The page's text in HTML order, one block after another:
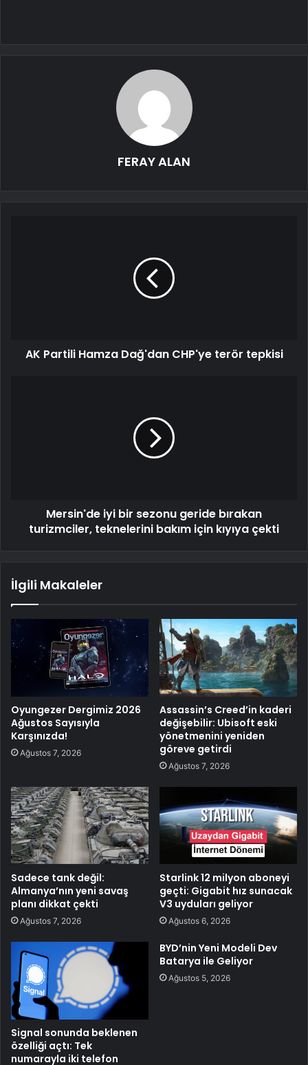
FERAY ALAN
AK Partili Hamza Dağ'dan CHP'ye terör tepkisi
Mersin'de iyi bir sezonu geride bırakan
turizmciler, teknelerini bakım için kıyıya çekti
İlgili Makaleler
Oyungezer Dergimiz 2026
Ağustos Sayısıyla
Karşınızda!
Ağustos 7, 2026
Assassin’s Creed’in kaderi
değişebilir: Ubisoft eski
yönetmenini yeniden
göreve getirdi
Ağustos 7, 2026
Sadece tank değil:
Almanya’nın yeni savaş
planı dikkat çekti
Ağustos 7, 2026
Starlink 12 milyon aboneyi
geçti: Gigabit hız sunacak
V3 uyduları geliyor
Ağustos 6, 2026
Signal sonunda beklenen
özelliği açtı: Tek
numarayla iki telefon
BYD’nin Yeni Modeli Dev
Batarya ile Geliyor
Ağustos 5, 2026